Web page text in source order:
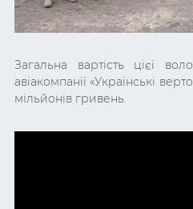
Загальна вартість цієї
авіакомпанії «Українські
мільйонів гривень.